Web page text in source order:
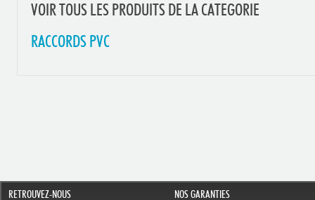
VOIR TOUS LES PRODUITS DE LA CATEGORIE
RACCORDS PVC
RETROUVEZ-NOUS NOS GARANTIES